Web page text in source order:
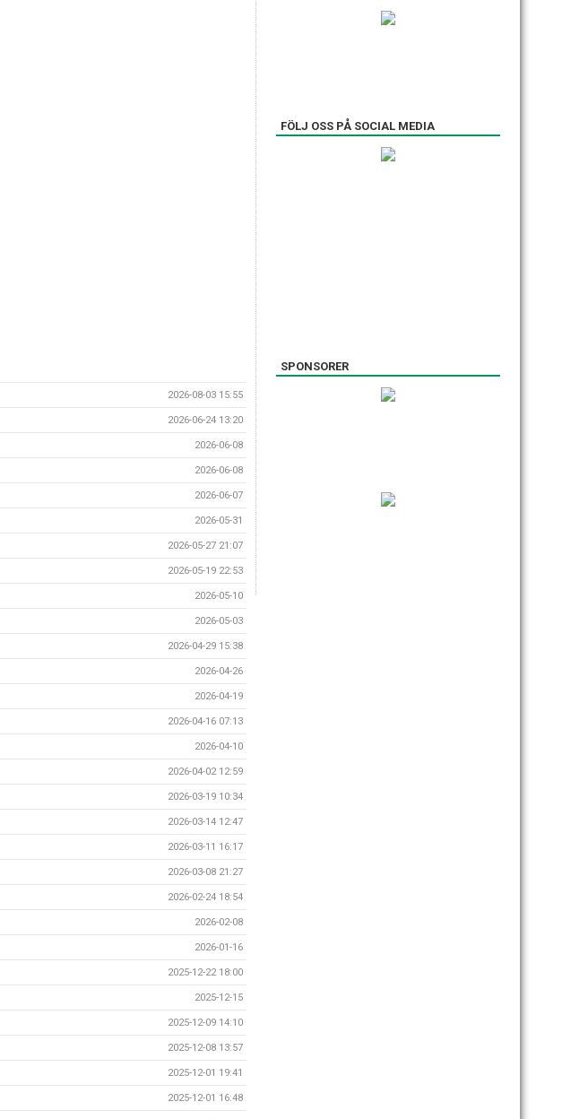
2026-08-03 15:55
2026-06-24 13:20
2026-06-08
2026-06-08
2026-06-07
2026-05-31
2026-05-27 21:07
2026-05-19 22:53
2026-05-10
2026-05-03
2026-04-29 15:38
2026-04-26
2026-04-19
2026-04-16 07:13
2026-04-10
2026-04-02 12:59
2026-03-19 10:34
2026-03-14 12:47
2026-03-11 16:17
2026-03-08 21:27
2026-02-24 18:54
2026-02-08
2026-01-16
2025-12-22 18:00
2025-12-15
2025-12-09 14:10
2025-12-08 13:57
2025-12-01 19:41
2025-12-01 16:48
FÖLJ OSS PÅ SOCIAL MEDIA
SPONSORER